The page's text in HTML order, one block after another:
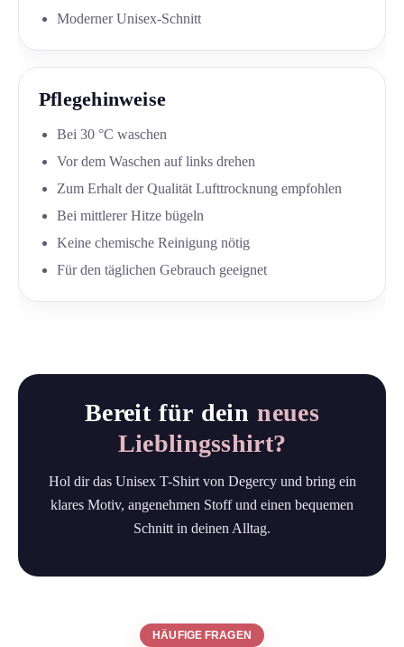
Moderner Unisex-Schnitt
Pflegehinweise
Bei 30 °C waschen
Vor dem Waschen auf links drehen
Zum Erhalt der Qualität Lufttrocknung empfohlen
Bei mittlerer Hitze bügeln
Keine chemische Reinigung nötig
Für den täglichen Gebrauch geeignet
Bereit für deinneues
Lieblingsshirt?
Hol dir das Unisex T-Shirt von Degercy und bring ein
klares Motiv, angenehmen Stoff und einen bequemen
Schnitt in deinen Alltag.
HÄUFIGE FRAGEN